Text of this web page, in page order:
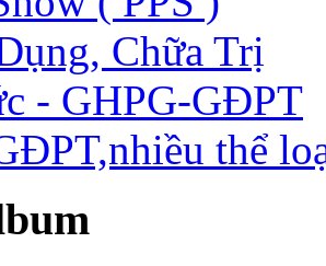
Chữa Trị
- GHPG-GĐPT
thể